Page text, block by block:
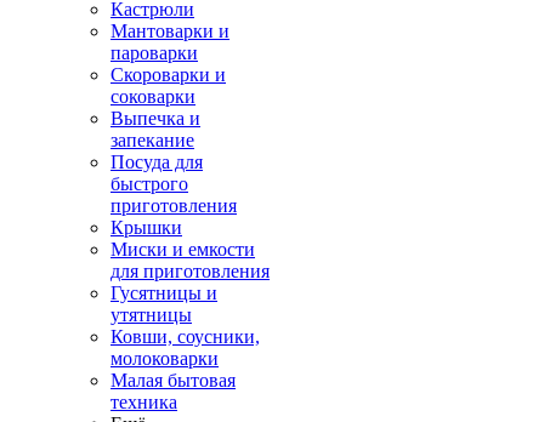
Кастрюли
Мантоварки и
пароварки
Скороварки и
соковарки
Выпечка и
запекание
Посуда для
быстрого
приготовления
Крышки
Миски и емкости
для приготовления
Гусятницы и
утятницы
Ковши, соусники,
молоковарки
Малая бытовая
техника